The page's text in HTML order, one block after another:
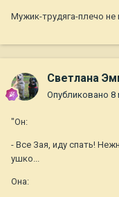
Мужик-трудяга-плечо не
Светлана
Опубликовано 8
"Он:
- Все Зая, иду спать!
ушко...
Она: